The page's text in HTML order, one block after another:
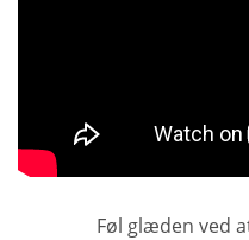
Føl glæden ved